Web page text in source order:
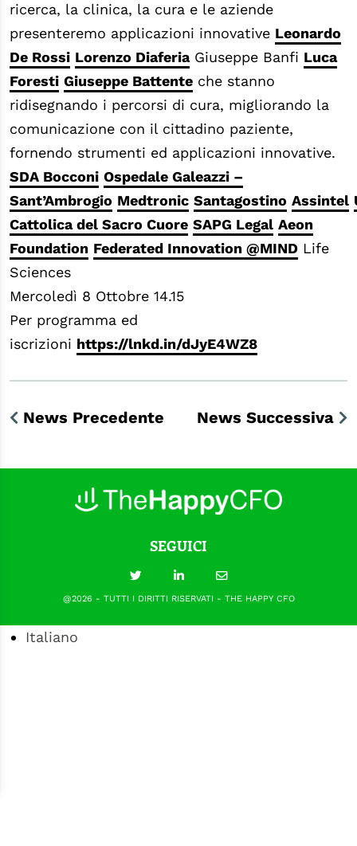
ricerca, la clinica, la cura e le aziende
presenteremo applicazioni innovative Leonardo
De Rossi Lorenzo DiaferiaGiuseppe Banfi Luca
Foresti Giuseppe Battente che stanno
ridisegnando i percorsi di cura, migliorando la
comunicazione con il cittadino paziente,
fornendo strumenti ed applicazioni innovative.
SDA Bocconi Ospedale Galeazzi –
Sant’Ambrogio Medtronic Santagostino Assintel
Cattolica del Sacro Cuore SAPG Legal Aeon
Foundation Federated Innovation @MIND Life
Sciences
Mercoledì 8 Ottobre 14.15
Per programma ed
iscrizioni https://lnkd.in/dJyE4WZ8
News Precedente News Successiva
SEGUICI
@2026 - TUTTI I DIRITTI RISERVATI - THE HAPPY CFO
Italiano